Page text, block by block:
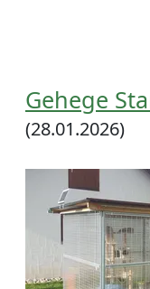
Gehege
(28.01.2026)